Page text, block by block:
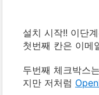
설치 시작!! 이단
첫번째 칸은 이메
두번째 체크박스
지만 저처럼